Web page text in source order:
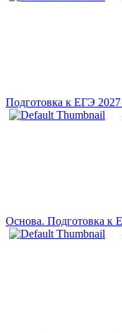
Подготовка к ЕГЭ
Основа. Подготовка к